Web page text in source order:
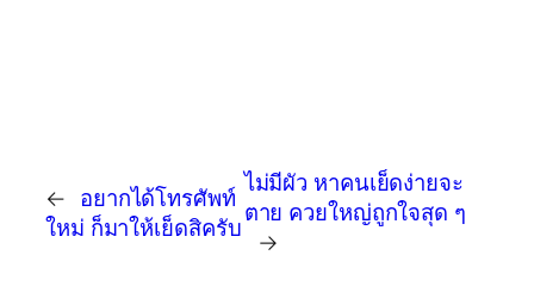
← อยากได้โทรศัพท์
ใหม่ ก็มาให้เย็ดสิครับ
ไม่มีผัว หาคนเย็ดง่ายจะ
ตาย ควยใหญ่ถูกใจสุด ๆ
→